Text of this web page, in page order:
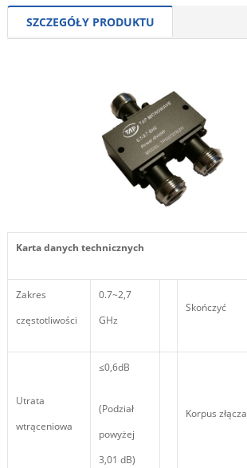
SZCZEGÓŁY PRODUKTU
Karta danych technicznych
Zakres
częstotliwości
0.7~2,7
GHz
Skończyć
Utrata
wtrąceniowa
≤0,6dB
(Podział
powyżej
3,01 dB)
Korpus złącza